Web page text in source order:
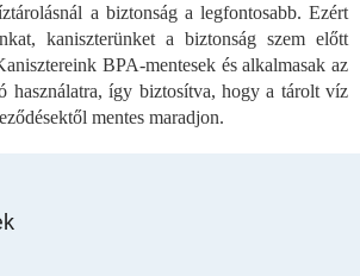
í
t
á
s
e
a biztonság a legfontosabb. Ezért
kaniszterünket a biztonság szem előtt
BPA-mentesek és alkalmasak az
használatra, így biztosítva, hogy a tárolt víz
mentes maradjon.